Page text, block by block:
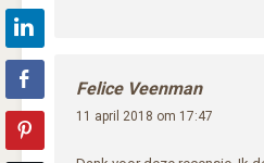
Felice Veenman
11 april 2018 om 17:47